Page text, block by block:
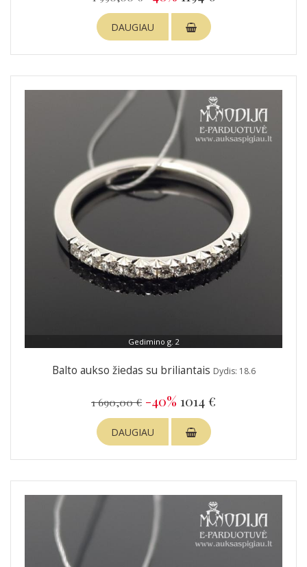
DAUGIAU
Gedimino g. 2
Balto aukso žiedas su briliantais Dydis: 18.6
1 690,00 € -40% 1014 €
DAUGIAU